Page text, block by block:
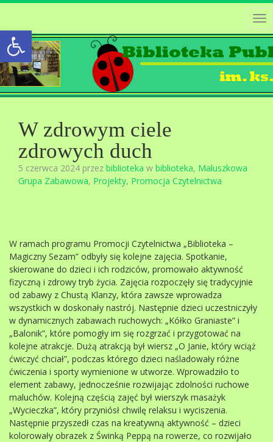
Open toolbar
W zdrowym ciele
zdrowych duch
5 czerwca 2024 przez biblioteka w biblioteka, Maluszkowa
Grupa Zabawowa, Projekty, Promocja Czytelnictwa
W ramach programu Promocji Czytelnictwa „Biblioteka –
Magiczny Sezam” odbyły się kolejne zajęcia. Spotkanie,
skierowane do dzieci i ich rodziców, promowało aktywność
fizyczną i zdrowy tryb życia. Zajęcia rozpoczęły się tradycyjnie
od zabawy z Chustą Klanzy, która zawsze wprowadza
wszystkich w doskonały nastrój. Następnie dzieci uczestniczyły
w dynamicznych zabawach ruchowych: „Kółko Graniaste” i
„Balonik”, które pomogły im się rozgrzać i przygotować na
kolejne atrakcje. Dużą atrakcją był wiersz „O Janie, który wciąż
ćwiczyć chciał”, podczas którego dzieci naśladowały różne
ćwiczenia i sporty wymienione w utworze. Wprowadziło to
element zabawy, jednocześnie rozwijając zdolności ruchowe
maluchów. Kolejną częścią zajęć był wierszyk masażyk
„Wycieczka”, który przyniósł chwilę relaksu i wyciszenia.
Następnie przyszedł czas na kreatywną aktywność – dzieci
kolorowały obrazek z Świnką Peppą na rowerze, co rozwijało